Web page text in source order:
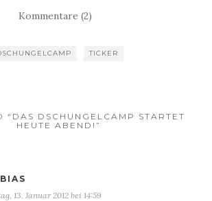
Kommentare (2)
TICKER
“DAS DSCHUNGELCAMP STARTET
HEUTE ABEND!”
13. Januar 2012 bei 14:59